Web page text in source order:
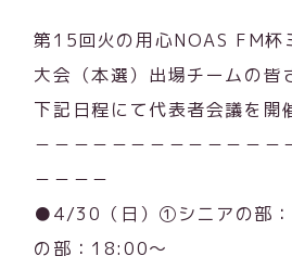
第15回火の用心NOAS FM杯
大会（本選）出場チームの皆
下記日程にて代表者会議を開
－－－－－－－－－－－－－
－－－－
●4/30（日）①シニアの部
の部：18:00～